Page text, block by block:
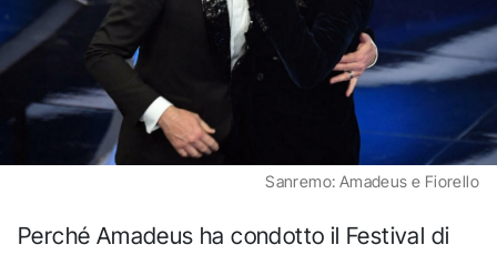
Sanremo: Amadeus e Fiorello
Perché Amadeus ha condotto il Festival di